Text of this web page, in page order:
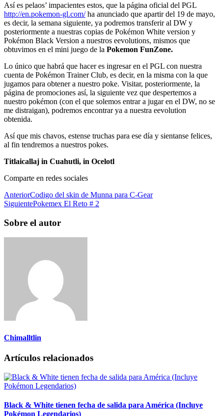
Así es pelaos’ impacientes estos, que la página oficial del PGL
http://en.pokemon-gl.com/ha anunciado que apartir del 19 de mayo,
es decir, la semana siguiente, ya podremos transferir al DW y
posteriormente a nuestras copias de Pokémon White version y
Pokémon Black Version a nuestros eevolutions, mismos que
obtuvimos en el mini juego de la Pokemon FunZone.
Lo único que habrá que hacer es ingresar en el PGL con nuestra
cuenta de Pokémon Trainer Club, es decir, en la misma con la que
jugamos para obtener a nuestro poke. Visitar, posteriormente, la
página de promociones así, la siguiente vez que despertemos a
nuestro pokémon (con el que solemos entrar a jugar en el DW, no se
me distraigan), podremos encontrar ya a nuestra eevolution
obtenida.
Así que mis chavos, estense truchas para ese día y sientanse felices,
al fin tendremos a nuestros pokes.
Titlaicallaj in Cuahutli, in Ocelotl
Comparte en redes sociales
AnteriorCodigo del skin de Munna para C-Gear
SiguientePokemex El Reto # 2
Sobre el autor
Chimalltlin
Artículos relacionados
Black & White tienen fecha de salida para América (Incluye
Pokémon Legendarios)